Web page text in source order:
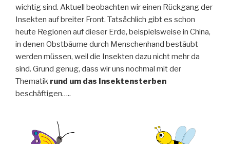
wichtig sind. Aktuell beobachten wir einen Rückgang der
Insekten auf breiter Front. Tatsächlich gibt es schon
heute Regionen auf dieser Erde, beispielsweise in China,
in denen Obstbäume durch Menschenhand bestäubt
werden müssen, weil die Insekten dazu nicht mehr da
sind. Grund genug, dass wir uns nochmal mit der
Thematik rund um das Insektensterben
beschäftigen…..